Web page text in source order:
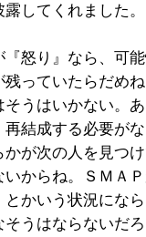
してくれました。
怒り』なら、可能
っていたらだめ
うはいかない。
結成する必要がな
かが次の人を見つ
からね。ＳＭＡ
かいう状況にな
そうはならないだ